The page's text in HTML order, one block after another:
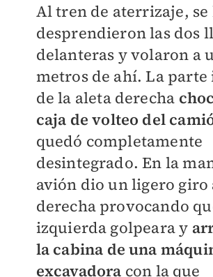
Al tren de aterrizaje, se
desprendieron las dos
delanteras y volaron a
metros de ahí. La
de la aleta derecha
caja de volteo del
quedó completamente
desintegrado. En la
avión dio un ligero giro
derecha provocando
izquierda golpeara y
la cabina de una
excavadora con la que